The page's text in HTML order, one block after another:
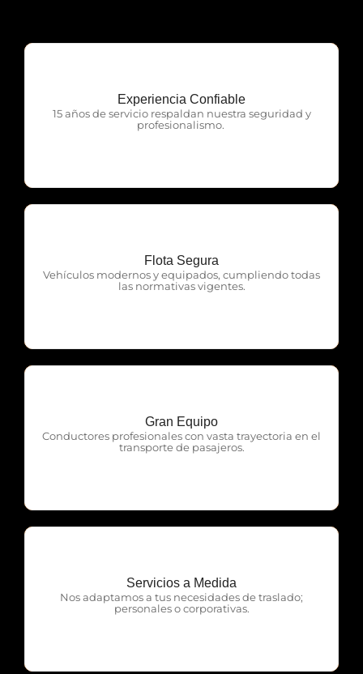
Experiencia Confiable
15 años de servicio respaldan nuestra seguridad y
profesionalismo.
OTP Servicios
Flota Segura
Vehículos modernos y equipados, cumpliendo todas
las normativas vigentes.
OTP Servicios
Gran Equipo
Conductores profesionales con vasta trayectoria en el
transporte de pasajeros.
OTP Servicios
Servicios a Medida
Nos adaptamos a tus necesidades de traslado;
personales o corporativas.
OTP Servicios